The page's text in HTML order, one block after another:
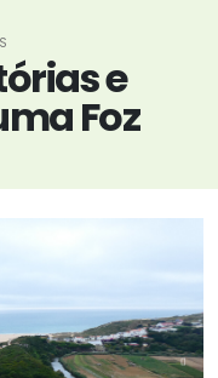
e
Foz